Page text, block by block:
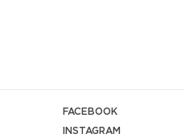
FACEBOOK
INSTAGRAM